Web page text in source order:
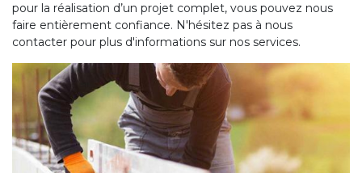
pour la réalisation d’un projet complet, vous pouvez nous
faire entièrement confiance. N'hésitez pas à nous
contacter pour plus d'informations sur nos services.